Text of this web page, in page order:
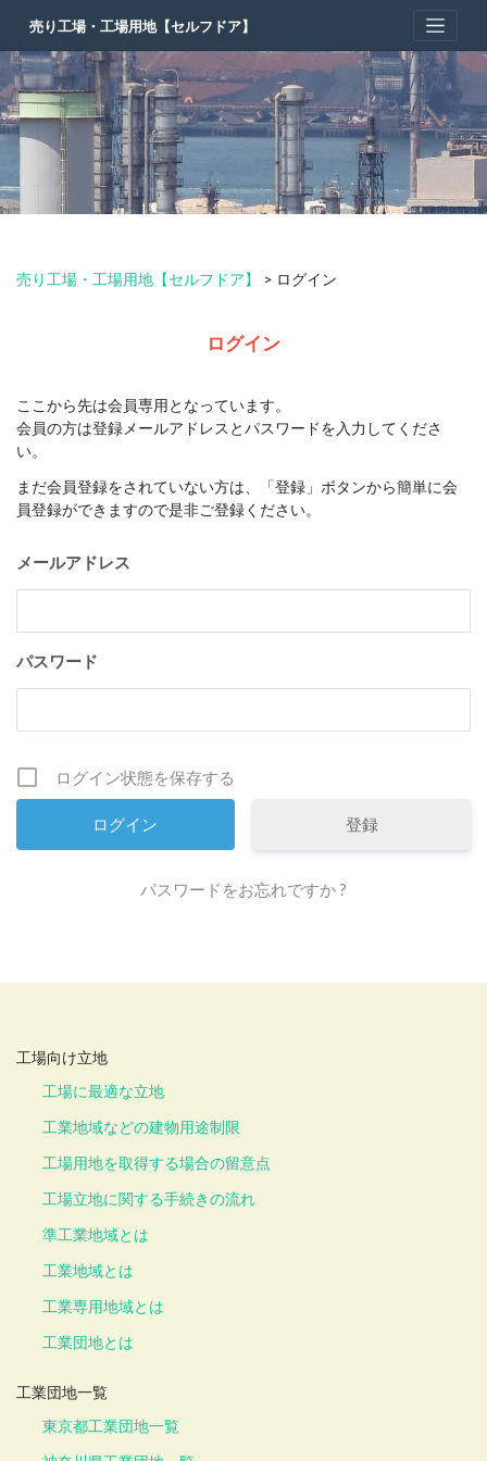
content
売り工場・工場用地【セルフドア】
売り工場・工場用地【セルフドア】 > ログイン
ログイン
ここから先は会員専用となっています。
会員の方は登録メールアドレスとパスワードを入力してくださ
い。
まだ会員登録をされていない方は、「登録」ボタンから簡単に会
員登録ができますので是非ご登録ください。
メールアドレス
パスワード
ログイン状態を保存する
登録
パスワードをお忘れですか ?
工場向け立地
工場に最適な立地
工業地域などの建物用途制限
工場用地を取得する場合の留意点
工場立地に関する手続きの流れ
準工業地域とは
工業地域とは
工業専用地域とは
工業団地とは
工業団地一覧
東京都工業団地一覧